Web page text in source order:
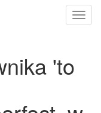
'to